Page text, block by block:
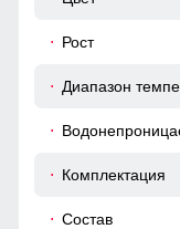
Рост
Диапазон
Комплектация
Состав